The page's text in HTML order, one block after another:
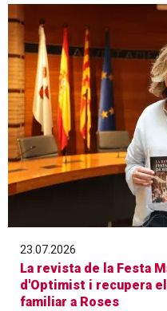
23.07.2026
La revista de la Festa
d'Optimist i recupera
familiar a Roses